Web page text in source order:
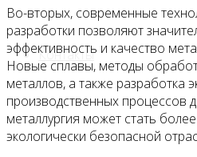
Контакты
Во-вторых, современные
разработки позволяют
эффективность и качество
Новые сплавы, методы
металлов, а также разработка
производственных процессов
металлургия может стать
экологически безопасной